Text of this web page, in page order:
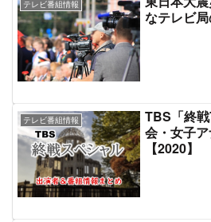
テレビ番組情報
なテレビ
テレビ番組情報
TBS「終
会・女子
【2020】